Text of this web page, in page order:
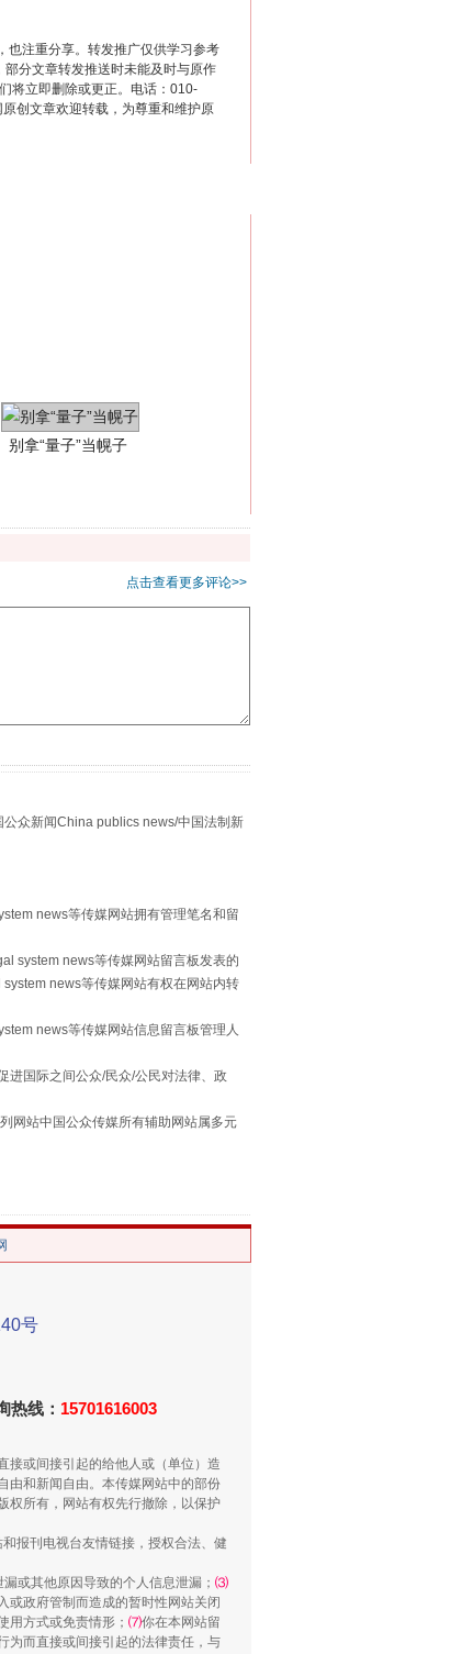
也注重分享。转发推广仅供学习参考
分文章转发推送时未能及时与原作
将立即删除或更正。电话：010-
创文章欢迎转载，为尊重和维护原
千亩耕地变“别墅”
习近平的“航天情”
击！专项整治午间酒驾
用生命托举生命
点击查看更多评论>>
众新闻China publics news/中国法制新
news等传媒网站拥有管理笔名和留
system news等传媒网站留言板发表的
news等传媒网站有权在网站内转
news等传媒网站信息留言板管理人
进国际之间公众/民众/公民对法律、政
网站中国公众传媒所有辅助网站属多元
号
热线： 15701616003
接或间接引起的给他人或（单位）造
由和新闻自由。本传媒网站中的部份
权所有，网站有权先行撤除，以保护
报刊电视台友情链接，授权合法、健
或其他原因导致的个人信息泄漏； ⑶
或政府管制而造成的暂时性网站关闭
用方式或免责情形； ⑺你在本网站留
为而直接或间接引起的法律责任，与